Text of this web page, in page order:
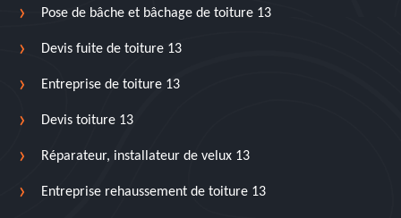
Pose de bâche et bâchage de toiture 13
Devis fuite de toiture 13
Entreprise de toiture 13
Devis toiture 13
Réparateur, installateur de velux 13
Entreprise rehaussement de toiture 13